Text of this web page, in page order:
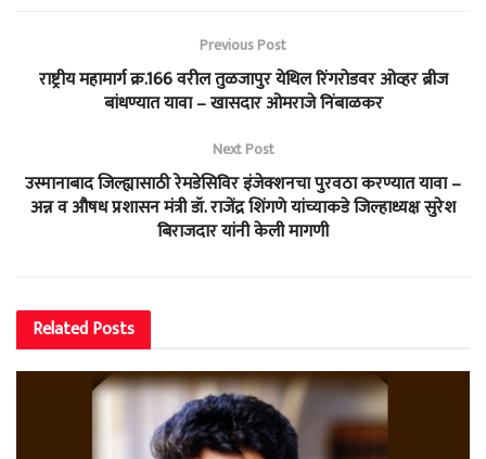
Previous Post
राष्ट्रीय महामार्ग क्र.166 वरील तुळजापुर येथिल रिंगरोडवर ओव्हर ब्रीज
बांधण्यात यावा – खासदार ओमराजे निंबाळकर
Next Post
उस्मानाबाद जिल्ह्यासाठी रेमडेसिविर इंजेक्शनचा पुरवठा करण्यात यावा –
अन्न व औषध प्रशासन मंत्री डॉ. राजेंद्र शिंगणे यांच्याकडे जिल्हाध्यक्ष सुरेश
बिराजदार यांनी केली मागणी
RelatedPosts